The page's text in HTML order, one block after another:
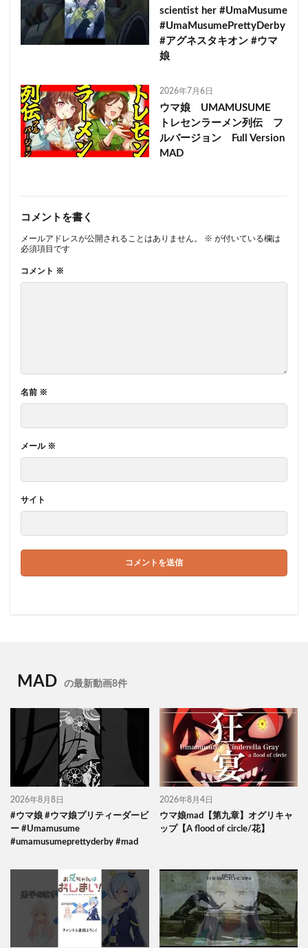
scientist her #UmaMusume
#UmaMusumePrettyDerby
#アグネスタキオン #ウマ
娘
2026年7月6日
ウマ娘 UMAMUSUME
トレセンラーメン列伝 フ
ルバージョン Full Version
MAD
コメントを書く
メールアドレスが公開されることはありません。 ※ が付いている欄は
必須項目です
コメント ※
名前 ※
メール ※
サイト
MAD の最新動画8件
2026年8月8日
#ウマ娘 #ウマ娘プリティーダービ
ー #Umamusume
#umamusumeprettyderby #mad
2026年8月4日
ウマ娘mad【第九章】オグリキャ
ップ【A flood of circle/花】